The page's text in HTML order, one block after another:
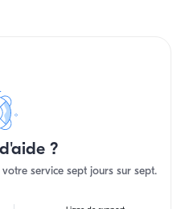
?
service sept jours sur sept.